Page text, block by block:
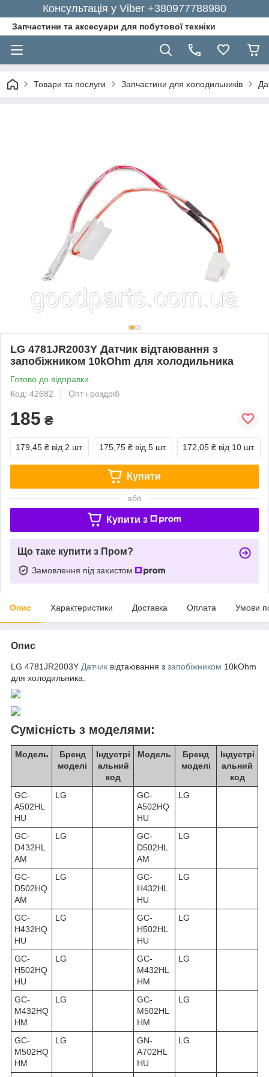
Консультація у Viber +380977788980
Запчастини та аксесуари для побутової техніки
Товари та послуги Запчастини для холодильників
LG 4781JR2003Y Датчик відтаювання з
запобіжником 10kOhm для холодильника
Готово до відправки
Код: 42682
Опт і роздріб
185 ₴
179,45 ₴ від 2 шт. 175,75 ₴ від 5 шт. 172,05 ₴ від 10 шт.
Купити
або
Купити з
Що таке купити з Пром?
Замовлення під захистом
Опис Характеристики Доставка Оплата Умови
Опис
LG 4781JR2003Y Датчик відтаювання з запобіжником 10kOhm
для холодильника.
Сумісність з моделями:
Модель
Бренд
моделі
Індустрі
альний
код
Модель
Бренд
моделі
Індустрі
альний
код
GC-
A502HL
HU
LG
GC-
A502HQ
HU
LG
GC-
D432HL
AM
LG
GC-
D502HL
AM
LG
GC-
D502HQ
AM
LG
GC-
H432HL
HU
LG
GC-
H432HQ
HU
LG
GC-
H502HL
HU
LG
GC-
H502HQ
HU
LG
GC-
M432HL
HM
LG
GC-
M432HQ
HM
LG
GC-
M502HL
HM
LG
GC-
M502HQ
HM
LG
GN-
A702HL
HU
LG